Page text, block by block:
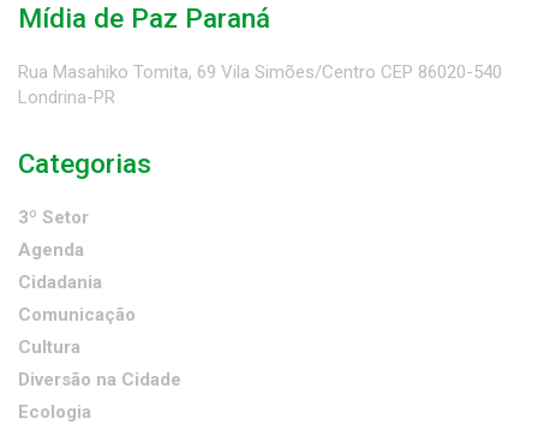
Mídia de Paz Paraná
Rua Masahiko Tomita, 69 Vila Simões/Centro CEP 86020-540
Londrina-PR
Categorias
3º Setor
Agenda
Cidadania
Comunicação
Cultura
Diversão na Cidade
Ecologia